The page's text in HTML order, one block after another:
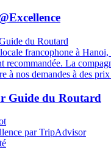
francophone à Hanoi,
recommandée. La
à nos demandes à des
Guide du Routard